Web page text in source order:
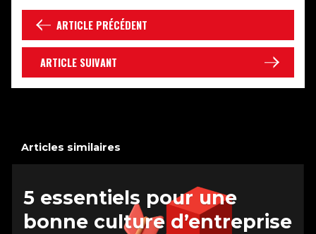
ARTICLE PRÉCÉDENT
ARTICLE SUIVANT
Articles similaires
5 essentiels pour une
bonne culture d’entreprise